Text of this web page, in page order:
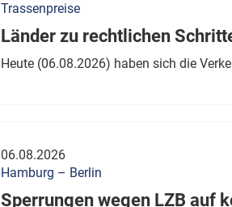
Trassenpreise
Länder zu rechtlichen
Heute (06.08.2026) haben sich die
06.08.2026
Hamburg – Berlin
Sperrungen wegen LZB auf